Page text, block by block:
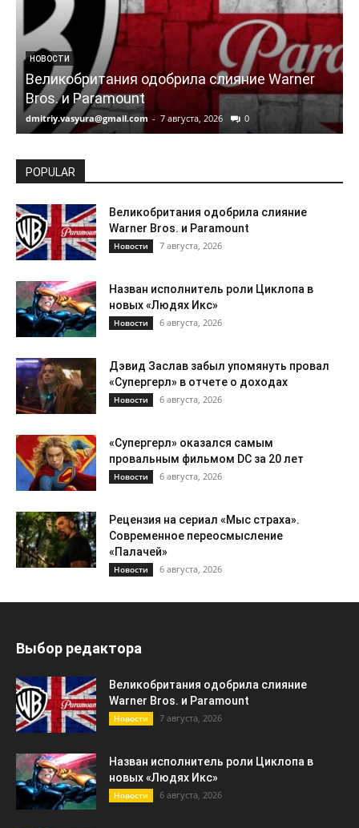
НОВОСТИ
Великобритания одобрила слияние Warner
Bros. и Paramount
dmitriy.vasyura@gmail.com - 7 августа, 2026 0
POPULAR
Великобритания одобрила слияние
Warner Bros. и Paramount
Новости 7 августа, 2026
Назван исполнитель роли Циклопа в
новых «Людях Икс»
Новости 6 августа, 2026
Дэвид Заслав забыл упомянуть провал
«Супергерл» в отчете о доходах
Новости 6 августа, 2026
«Супергерл» оказался самым
провальным фильмом DC за 20 лет
Новости 6 августа, 2026
Рецензия на сериал «Мыс страха».
Современное переосмысление
«Палачей»
Новости 6 августа, 2026
Выбор редактора
Великобритания одобрила слияние
Warner Bros. и Paramount
Новости 7 августа, 2026
Назван исполнитель роли Циклопа в
новых «Людях Икс»
Новости 6 августа, 2026